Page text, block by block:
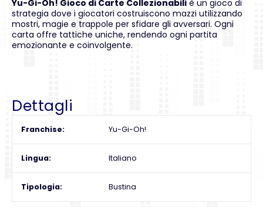
Yu-Gi-Oh! Gioco di Carte Collezionabili è un gioco di
strategia dove i giocatori costruiscono mazzi utilizzando
mostri, magie e trappole per sfidare gli avversari. Ogni
carta offre tattiche uniche, rendendo ogni partita
emozionante e coinvolgente.
Dettagli
Franchise Yu-Gi-Oh!
Lingua Italiano
Tipologia Bustina